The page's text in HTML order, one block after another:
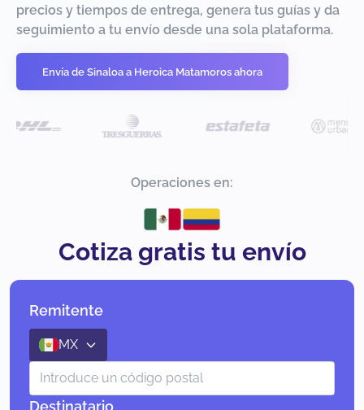
precios y tiempos de entrega, genera tus guías y da
seguimiento a tu envío desde una sola plataforma.
Envía de Sinaloa a Heroica Matamoros ahora
Operaciones en:
Cotiza gratis tu envío
Remitente
MX
Destinatario